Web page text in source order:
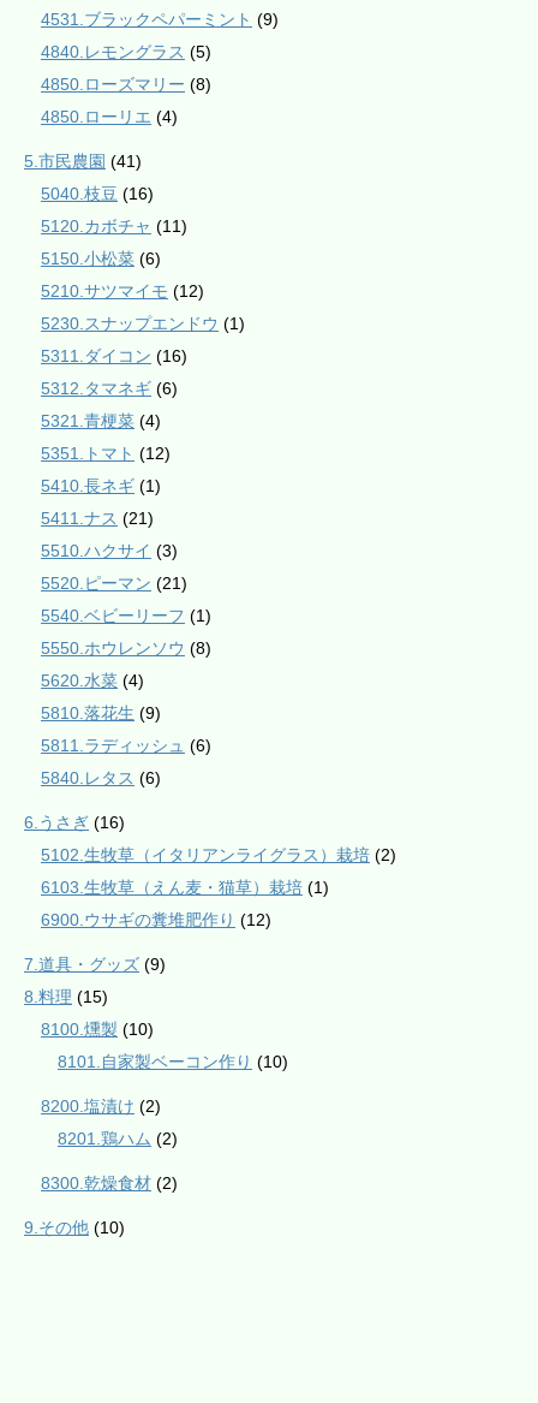
4531.ブラックペパーミント (9)
4840.レモングラス (5)
4850.ローズマリー (8)
4850.ローリエ (4)
5.市民農園 (41)
5040.枝豆 (16)
5120.カボチャ (11)
5150.小松菜 (6)
5210.サツマイモ (12)
5230.スナップエンドウ (1)
5311.ダイコン (16)
5312.タマネギ (6)
5321.青梗菜 (4)
5351.トマト (12)
5410.長ネギ (1)
5411.ナス (21)
5510.ハクサイ (3)
5520.ピーマン (21)
5540.ベビーリーフ (1)
5550.ホウレンソウ (8)
5620.水菜 (4)
5810.落花生 (9)
5811.ラディッシュ (6)
5840.レタス (6)
6.うさぎ (16)
5102.生牧草（イタリアンライグラス）栽培 (2)
6103.生牧草（えん麦・猫草）栽培 (1)
6900.ウサギの糞堆肥作り (12)
7.道具・グッズ (9)
8.料理 (15)
8100.燻製 (10)
8101.自家製ベーコン作り (10)
8200.塩漬け (2)
8201.鶏ハム (2)
8300.乾燥食材 (2)
9.その他 (10)